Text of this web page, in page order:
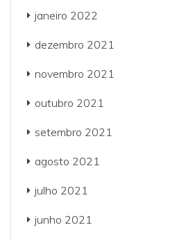
janeiro 2022
dezembro 2021
novembro 2021
outubro 2021
setembro 2021
agosto 2021
julho 2021
junho 2021